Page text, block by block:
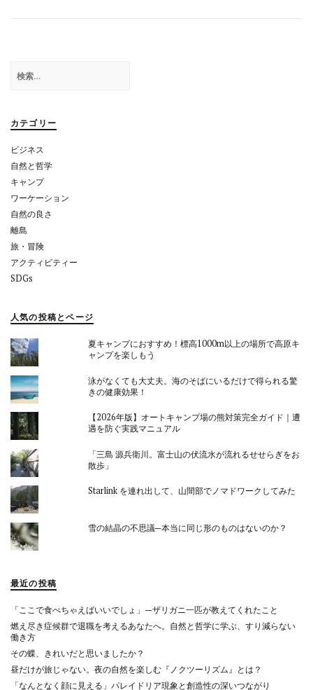
ー
ョ
ン
索:
カテゴリー
ビジネス
自然と哲学
キャンプ
ワーケーション
自然の良さ
離島
旅・冒険
アクティビティー
SDGs
人気の投稿とページ
夏キャンプにおすすめ！標高1000m以上の場所で高原キ
ャンプを楽しもう
泳がなくても大丈夫。海のそばにいるだけで得られる驚
きの健康効果！
【2026年版】オートキャンプ場の熊対策完全ガイド｜遭
遇を防ぐ実践マニュアル
「三島 源兵衛川。富士山の伏流水が流れるせせらぎをお
散歩」
Starlink を連れ出して、山間部でノマドワークしてみた
雪の結晶の不思議─本当に同じ形のものはないのか？
最近の投稿
「ここで食べちゃえばいいでしょ」—ザリガニ一匹が教えてくれたこと
燃え尽き症候群で退職を考えるあなたへ。自然と哲学に学ぶ、すり減らない
働き方
その蝶、きれいだと思いましたか？
昼だけが旅じゃない。夜の自然を楽しむ『ノクツーリズム』とは？
「なんとなく顔に見える」パレイドリア現象と創造性の深いつながり